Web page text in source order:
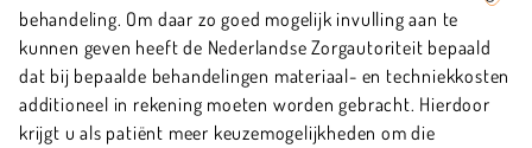
behandeling. Om daar zo goed mogelijk invulling aan te
kunnen geven heeft de Nederlandse Zorgautoriteit bepaald
dat bij bepaalde behandelingen materiaal- en techniekkosten
additioneel in rekening moeten worden gebracht. Hierdoor
krijgt u als patiënt meer keuzemogelijkheden om die